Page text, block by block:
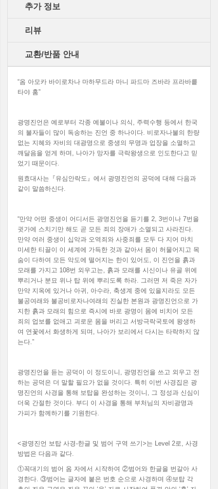
추가 정보
리뷰
교환/반품 안내
“옴 아모카 바이로차나 마하무드라 마니 파드마 즈바라 프라바릍
타야 훔”
광명진언은 예로부터 각종 예불이나 의식, 주력수행 등에서 한국
의 불자들이 많이 독송하는 진언 중 하나이다. 비로자나불의 한량
없는 지혜와 자비의 대광명으로 중생의 무명과 업장을 소멸하고
깨달음을 얻게 하며, 나아가 망자를 극락왕생으로 인도한다고 믿
었기 때문이다.
원효대사는『유심안락도』에서 광명진언의 공덕에 대해 다음과
같이 말씀하신다.
“만약 어떤 중생이 어디서든 광명진언을 듣기를 2, 3번이나 7번을
귓가에 스치기만 해도 곧 모든 죄의 장애가 소멸되고 사라진다.
만약 여러 중생이 십악과 오역죄와 사중죄를 모두 다 지어 마치
미세한 티끌이 이 세계에 가득한 것과 같아서 몸이 허물어지고 목
숨이 다하여 모든 악도에 떨어지는 한이 있어도, 이 진언을 흙과
모래를 가지고 108번 외우고는, 흙과 모래를 시신이나 유골 위에
뿌리거나 분묘 위나 탑 위에 뿌리도록 하라. 그러면 저 죽은 자가
만약 지옥에 있거나 아귀, 아수라, 축생계 중에 있을지라도 모든
불공여래와 불공비로자나여래의 진실한 본원과 광명진언으로 가
지한 흙과 모래의 힘으로 즉시에 바로 광명이 몸에 비치어 모든
죄의 업보를 없애고 괴로운 몸을 버리고 서방극락국토에 왕생하
여 연꽃에서 화생하게 되며, 나아가 보리에서 다시는 타락하지 않
는다.”
광명진언을 듣는 공덕이 이 정도이니, 광명진언을 쓰고 외우고 전
하는 공덕은 더 말할 필요가 없을 것이다. 특히 이번 사경집은 광
명진언의 사경을 통해 보탑을 완성하는 것이니, 그 정성과 신심이
더욱 간절한 것이다. 부디 이 사경을 통해 부처님의 자비광명과
가피가 함께하기를 기원한다.
<광명진언 보탑 사경-한글 및 범어 구역 쓰기>는 Level 2로, 사경
방법은 다음과 같다.
①꼭대기의 범어 옴 자에서 시작하여 ②범어와 한글을 번갈아 사
경한다. ③범어는 글자에 붙은 번호 순으로 사경하며 ④보탑 각